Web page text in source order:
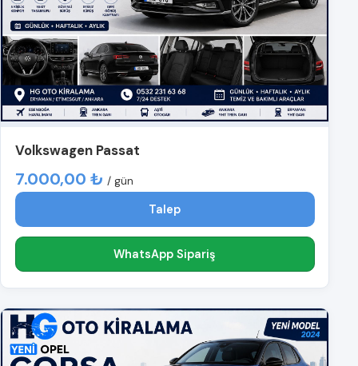
Volkswagen Passat
7.000,00 ₺ / gün
Talep
WhatsApp Sipariş